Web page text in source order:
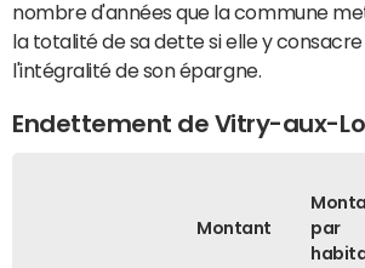
nombre d'années que la commune
la totalité de sa dette si elle y consacre
l'intégralité de son épargne.
Endettement de Vitry-aux-
Montant
par